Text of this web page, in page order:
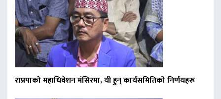
राप्रपाको महाधिवेशन मंसिरमा, यी हुन् कार्यसमितिको निर्णयहरू